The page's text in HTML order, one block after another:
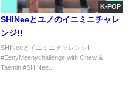
K-POP
SHINeeとユノのイニミニチャレ
ンジ!!
SHINeeとイニミニチャレンジ!!
#EenyMeenychallenge with Onew &
Taemin #SHINee...